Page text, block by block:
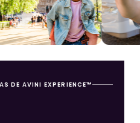
DE AVINI EXPERIENCE™